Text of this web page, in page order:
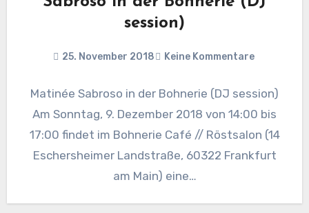
session)
25. November 2018 Keine Kommentare
Matinée Sabroso in der Bohnerie (DJ session)
Am Sonntag, 9. Dezember 2018 von 14:00 bis
17:00 findet im Bohnerie Café // Röstsalon (14
Eschersheimer Landstraße, 60322 Frankfurt
am Main) eine…